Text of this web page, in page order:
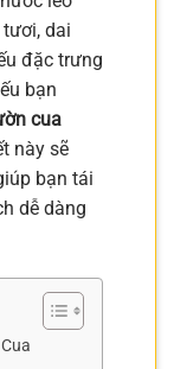
dai
đặc trưng
bạn
cua
này sẽ
bạn tái
dễ dàng